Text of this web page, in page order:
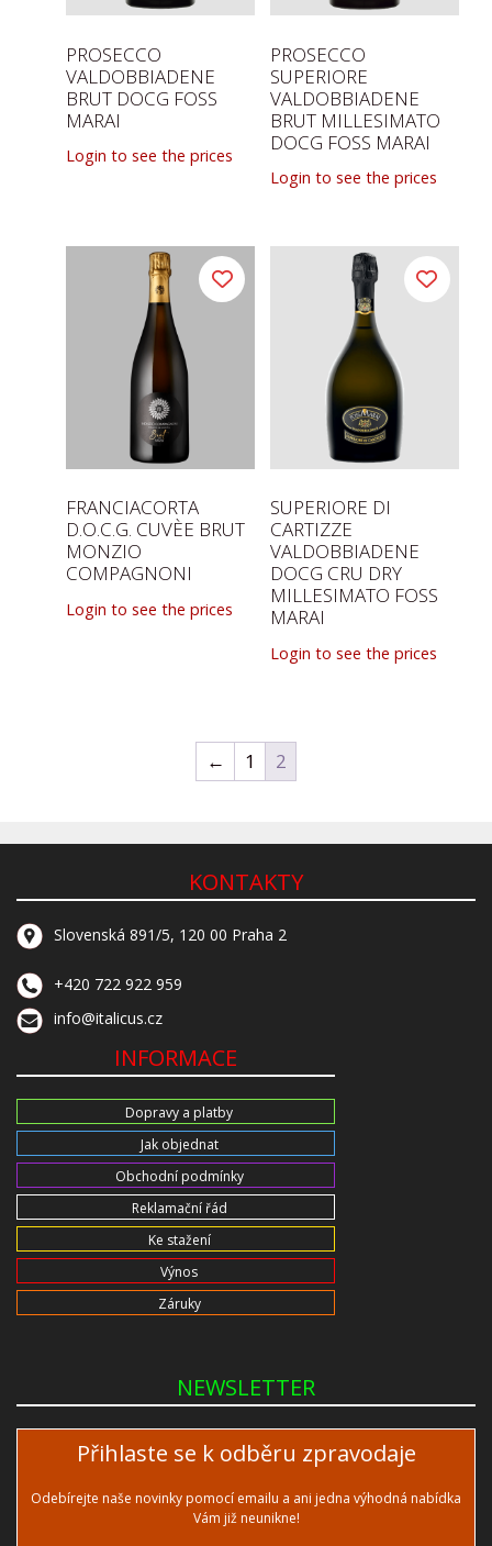
PROSECCO
VALDOBBIADENE
BRUT DOCG FOSS
MARAI
Login to see the prices
PROSECCO
SUPERIORE
VALDOBBIADENE
BRUT MILLESIMATO
DOCG FOSS MARAI
Login to see the prices
FRANCIACORTA
D.O.C.G. CUVÈE BRUT
MONZIO
COMPAGNONI
Login to see the prices
SUPERIORE DI
CARTIZZE
VALDOBBIADENE
DOCG CRU DRY
MILLESIMATO FOSS
MARAI
Login to see the prices
← 1 2
KONTAKTY
Slovenská 891/5, 120 00 Praha 2
+420 722 922 959
info@italicus.cz
INFORMACE
Dopravy a platby
Jak objednat
Obchodní podmínky
Reklamační řád
Ke stažení
Výnos
Záruky
NEWSLETTER
Přihlaste se k odběru zpravodaje
Odebírejte naše novinky pomocí emailu a ani jedna výhodná nabídka
Vám již neunikne!